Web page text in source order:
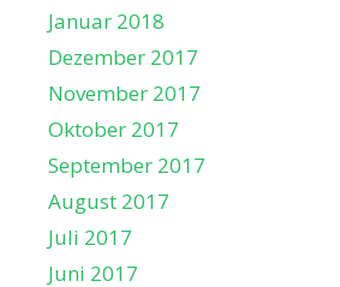
Januar 2018
Dezember 2017
November 2017
Oktober 2017
September 2017
August 2017
Juli 2017
Juni 2017